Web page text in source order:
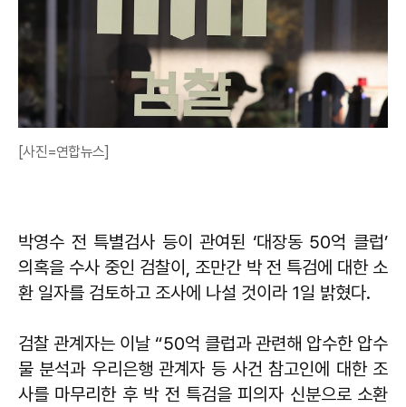
[사진=연합뉴스]
박영수 전 특별검사 등이 관여된 ‘대장동 50억 클럽’
의혹을 수사 중인 검찰이, 조만간 박 전 특검에 대한 소
환 일자를 검토하고 조사에 나설 것이라 1일 밝혔다.
검찰 관계자는 이날 “50억 클럽과 관련해 압수한 압수
물 분석과 우리은행 관계자 등 사건 참고인에 대한 조
사를 마무리한 후 박 전 특검을 피의자 신분으로 소환